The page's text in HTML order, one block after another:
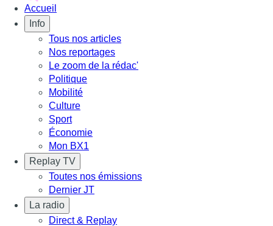
Accueil
Info
Tous nos articles
Nos reportages
Le zoom de la rédac'
Politique
Mobilité
Culture
Sport
Économie
Mon BX1
Replay TV
Toutes nos émissions
Dernier JT
La radio
Direct & Replay